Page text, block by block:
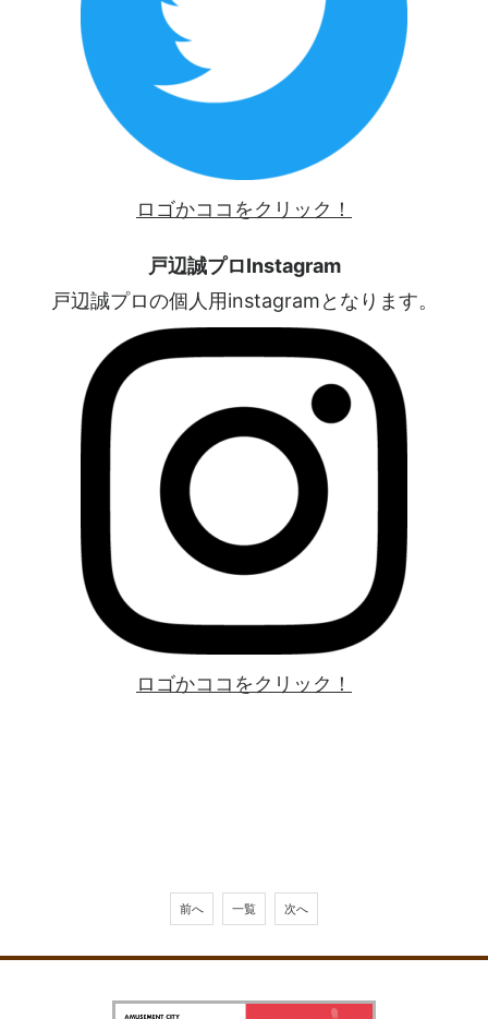
ロゴかココをクリック！
戸辺誠プロInstagram
戸辺誠プロの個人用instagramとなります。
ロゴかココをクリック！
前へ 一覧 次へ